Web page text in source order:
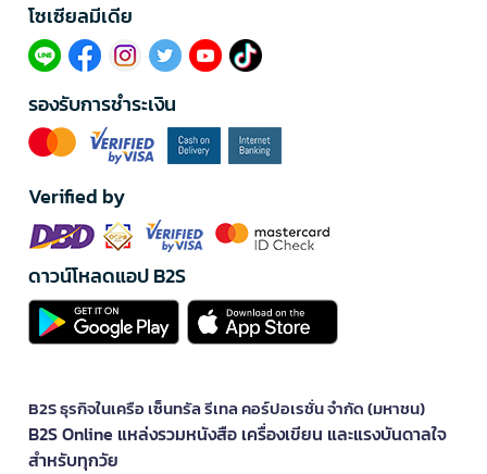
โซเซียลมีเดีย​
รองรับการชำระเงิน
Verified by
ดาวน์โหลดแอป B2S
B2S ธุรกิจในเครือ เซ็นทรัล รีเทล คอร์ปอเรชั่น จำกัด (มหาชน)
B2S Online แหล่งรวมหนังสือ เครื่องเขียน และแรงบันดาลใจ
สำหรับทุกวัย